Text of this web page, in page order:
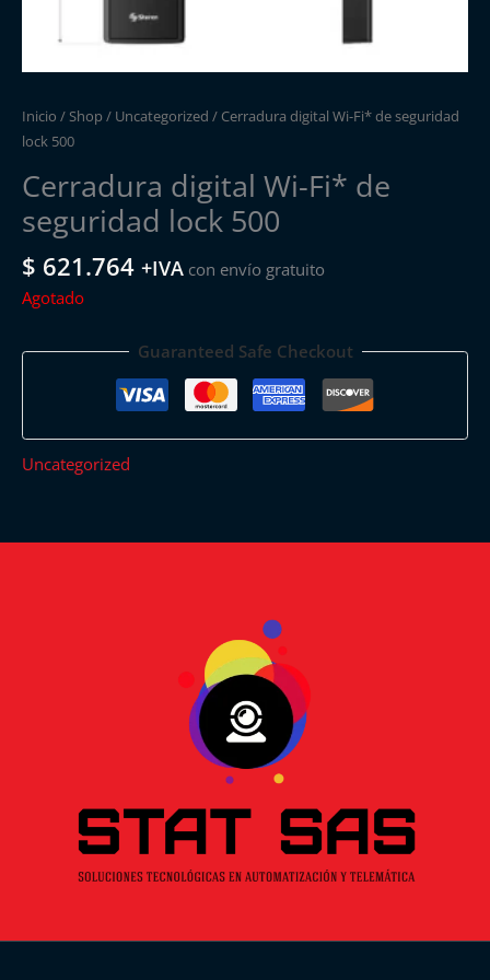
Inicio /Shop/ Uncategorized / Cerradura digital Wi-Fi* de seguridad
lock 500
Cerradura digital Wi-Fi* de
seguridad lock 500
$ 621.764 +IVA con envío gratuito
Agotado
Guaranteed Safe Checkout
Uncategorized